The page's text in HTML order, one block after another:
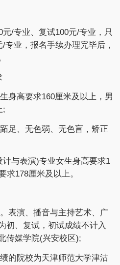
/专业、复试100元/专业，只
专业，报名手续办理完毕后，
身高要求160厘米及以上，男
;
足、无色弱、无色盲，矫正
与表演)专业女生身高要求1
求178厘米及以上。
表演、播音与主持艺术、广
初、复试，初试成绩不计入
传媒学院(兴安校区);
的院校为天津师范大学津沽